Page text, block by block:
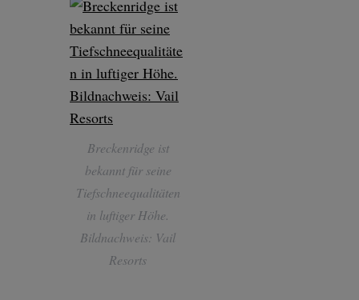
Breckenridge ist
bekannt für seine
Tiefschneequalitäten
in luftiger Höhe.
Bildnachweis: Vail
Resorts